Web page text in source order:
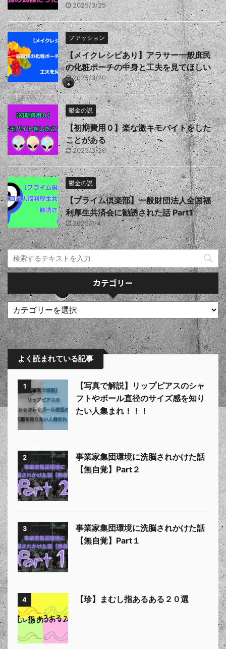
2025/3/25
ファッション
【メイクレシピあり】アラサー一般庶民
の化粧ポーチの中身と工夫を見てほしい
2025/3/20
鬱金の説
【初期費用０】楽な激キモバイトをした
ことがある
2025/3/20
鬱金の説
【プライム倶楽部】一般財団法人全国福
利厚生共済会に勧誘された話 Part1
2025/1/4
カテゴリー
よく読まれている記事
1
【写真で解説】リップピアスのシャ
フトやボール直径のサイズ感を知り
たい人集まれ！！！
2
事業家集団環境に洗脳されかけた話
【無自覚】Part２
3
事業家集団環境に洗脳されかけた話
【無自覚】Part１
4 【珍】まむし指あるある２０選